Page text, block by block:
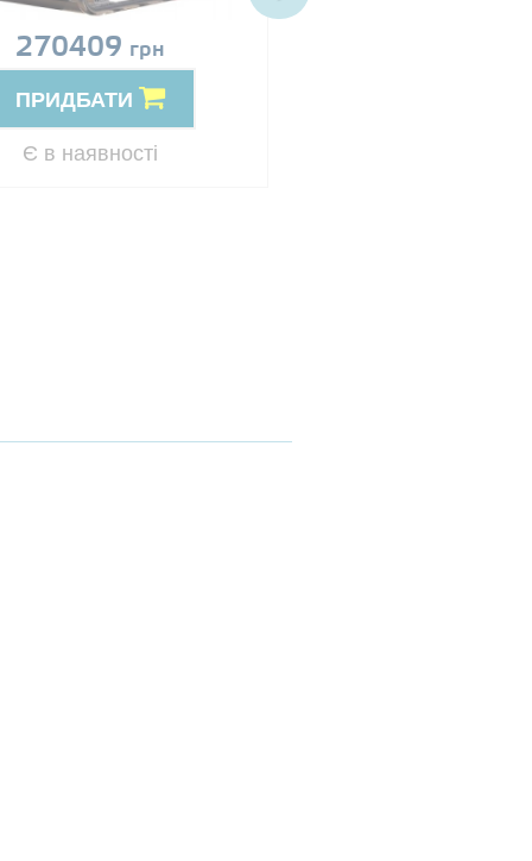
270409 грн
ПРИДБАТИ
Є в наявності